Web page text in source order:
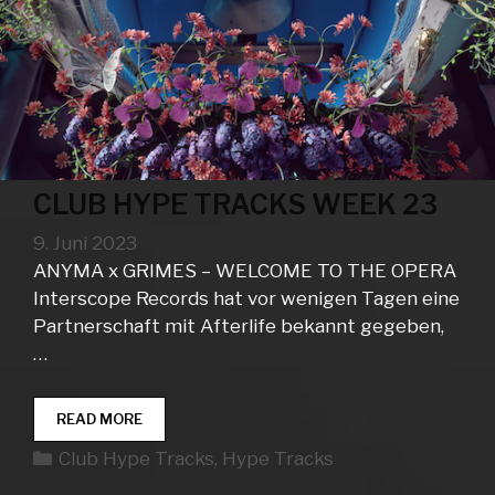
CLUB HYPE TRACKS WEEK 23
9. Juni 2023
ANYMA x GRIMES – WELCOME TO THE OPERA
Interscope Records hat vor wenigen Tagen eine
Partnerschaft mit Afterlife bekannt gegeben,
…
READ MORECLUB
HYPE
TRACKS
Kategorien
Club Hype Tracks, Hype Tracks